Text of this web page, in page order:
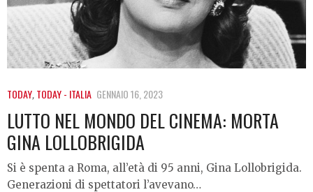
TODAY,TODAY - ITALIA GENNAIO 16, 2023
LUTTO NEL MONDO DEL CINEMA: MORTA
GINA LOLLOBRIGIDA
Si è spenta a Roma, all’età di 95 anni, Gina Lollobrigida.
Generazioni di spettatori l’avevano…